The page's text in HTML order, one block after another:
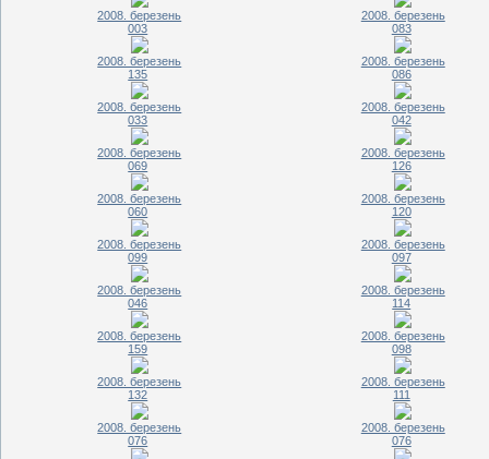
2008. березень
2008. березень
003
2008. березень
083
2008. березень
135
2008. березень
086
2008. березень
033
2008. березень
042
2008. березень
069
2008. березень
126
2008. березень
060
2008. березень
120
2008. березень
099
2008. березень
097
2008. березень
046
2008. березень
114
2008. березень
159
2008. березень
098
2008. березень
132
2008. березень
111
2008. березень
076
076